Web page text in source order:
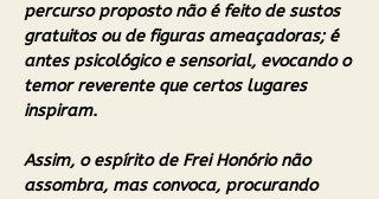
percurso proposto não é feito de sustos
gratuitos ou de figuras ameaçadoras; é
antes psicológico e sensorial, evocando o
temor reverente que certos lugares
inspiram.
Assim, o espírito de Frei Honório não
assombra, mas convoca, procurando